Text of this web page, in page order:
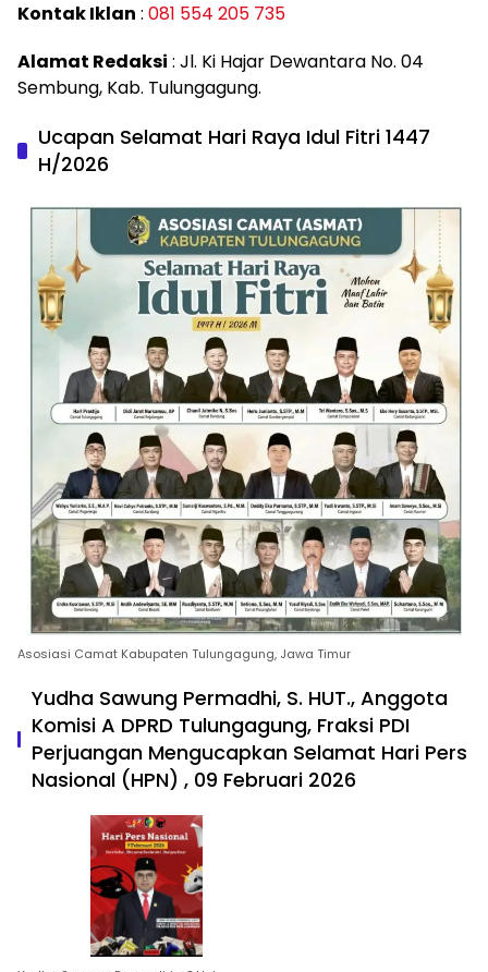
Kontak Iklan : 081 554 205 735
Alamat Redaksi : Jl. Ki Hajar Dewantara No. 04
Sembung, Kab. Tulungagung.
Ucapan Selamat Hari Raya Idul Fitri 1447
H/2026
Asosiasi Camat Kabupaten Tulungagung, Jawa Timur
Yudha Sawung Permadhi, S. HUT., Anggota
Komisi A DPRD Tulungagung, Fraksi PDI
Perjuangan Mengucapkan Selamat Hari Pers
Nasional (HPN) , 09 Februari 2026